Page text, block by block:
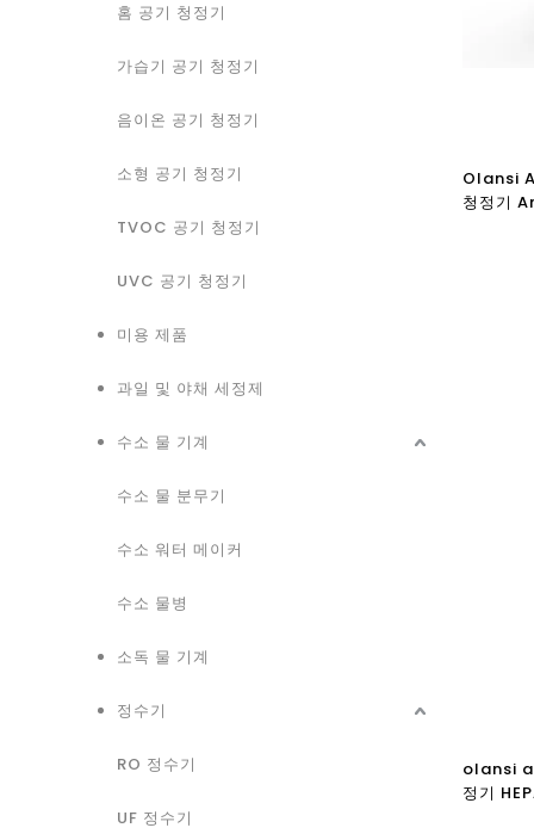
홈 공기 청정기
가습기 공기 청정기
음이온 공기 청정기
소형 공기 청정기
TVOC 공기 청정기
UVC 공기 청정기
미용 제품
과일 및 야채 세정제
수소 물 기계
수소 물 분무기
수소 워터 메이커
수소 물병
소독 물 기계
정수기
RO 정수기
UF 정수기
Olansi
청정기
olansi
정기